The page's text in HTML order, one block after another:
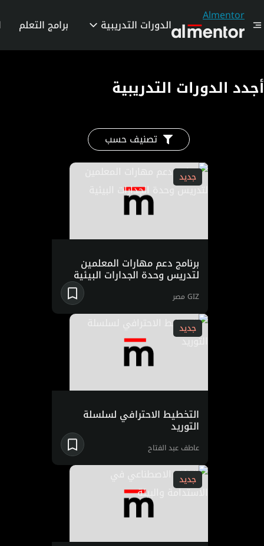
Almentor
الدورات التدريبية برامج التعلم
أجدد الدورات التدريبية
تصنيف حسب
جديد
برنامج دعم مهارات المعلمين
لتدريس وحدة الجدارات البيئية
GIZ مصر
جديد
التخطيط الاحترافي لسلسلة
التوريد
عاطف عبد الفتاح
جديد